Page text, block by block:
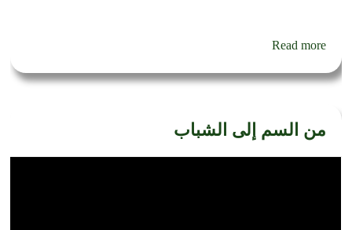
Read more
من السم إلى الشباب